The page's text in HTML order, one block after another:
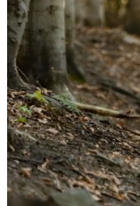
Musei
Museo dello Sci
Abetone Cutigliano